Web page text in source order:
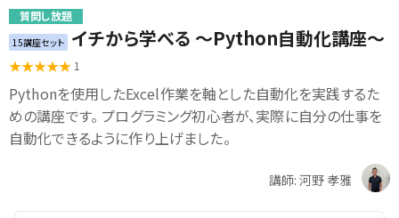
質問し放題
15講座セット イチから学べる ～Python自動化講座～
1
Pythonを使用したExcel作業を軸とした自動化を実践するた
めの講座です。 プログラミング初心者が、実際に自分の仕事を
自動化できるように作り上げました。
講師: 河野 孝雅